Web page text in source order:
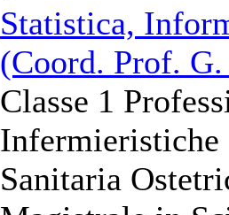
Statistica,
(Coord. Prof.
Classe 1
Infermieristiche
Sanitaria